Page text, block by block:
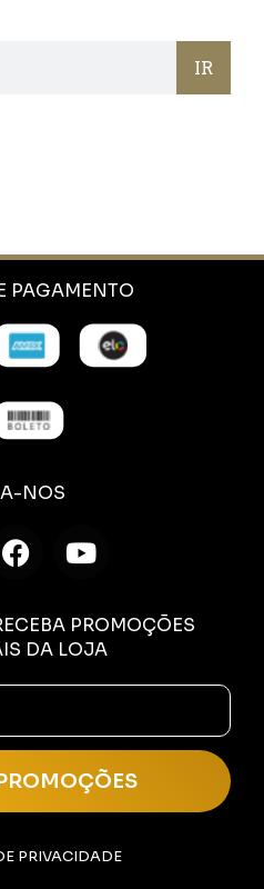
IR
PAGAMENTO
NOS
PROMOÇÕES
DA LOJA
PRIVACIDADE